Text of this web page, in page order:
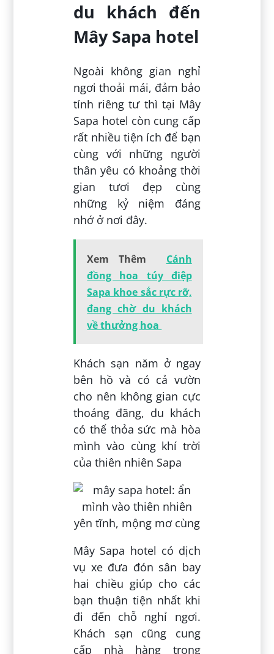
du khách đến
Mây Sapa hotel
Ngoài không gian nghỉ
ngơi thoải mái, đảm bảo
tính riêng tư thì tại Mây
Sapa hotel còn cung cấp
rất nhiều tiện ích để bạn
cùng với những người
thân yêu có khoảng thời
gian tươi đẹp cùng
những kỷ niệm đáng
nhớ ở nơi đây.
Xem Thêm
Cánh
đồng hoa túy điệp
Sapa khoe sắc rực rỡ,
đang chờ du khách
về thưởng hoa
Khách sạn năm ở ngay
bên hồ và có cả vườn
cho nên không gian cực
thoáng đãng, du khách
có thể thỏa sức mà hòa
mình vào cùng khí trời
của thiên nhiên Sapa
Mây Sapa hotel có dịch
vụ xe đưa đón sân bay
hai chiều giúp cho các
bạn thuận tiện nhất khi
đi đến chỗ nghỉ ngơi.
Khách sạn cũng cung
cấp nhà hàng trong